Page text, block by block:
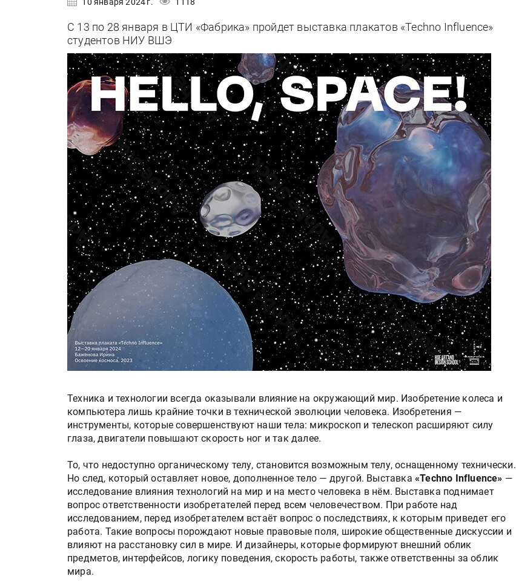
С 13 по 28 января в ЦТИ «Фабрика» пройдет выставка плакатов «Techno Influence»
студентов НИУ ВШЭ
Техника и технологии всегда оказывали влияние на окружающий мир. Изобретение колеса и
компьютера лишь крайние точки в технической эволюции человека. Изобретения —
инструменты, которые совершенствуют наши тела: микроскоп и телескоп расширяют силу
глаза, двигатели повышают скорость ног и так далее.
То, что недоступно органическому телу, становится возможным телу, оснащенному технически.
Но след, который оставляет новое, дополненное тело — другой. Выставка «Techno Influence» —
исследование влияния технологий на мир и на место человека в нём. Выставка поднимает
вопрос ответственности изобретателей перед всем человечеством. При работе над
исследованием, перед изобретателем встаёт вопрос о последствиях, к которым приведет его
работа. Такие вопросы порождают новые правовые поля, широкие общественные дискуссии и
влияют на расстановку сил в мире. И дизайнеры, которые формируют внешний облик
предметов, интерфейсов, логику поведения, скорость работы, также ответственны за облик
мира.